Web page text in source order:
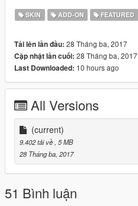
SKIN ADD-ON FEATURED
Tải lên lần đầu: 28 Tháng ba, 2017
Cập nhật lần cuối: 28 Tháng ba, 2017
Last Downloaded: 10 hours ago
All Versions
(current)
9.402 tải về , 5 MB
28 Tháng ba, 2017
51 Bình luận